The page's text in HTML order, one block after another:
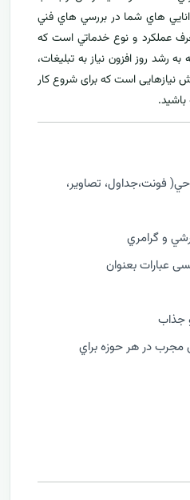
هاي شما در بررسي هاي فني
عملکرد و نوع خدماتي است که
رشد روز افزون نياز به تبليغات،
نیازهایی است که برای شروع کار
باشيد.
فونت،جداول، تصاوير،
و گرامري
عبارات بعنوان
جذاب
در هر حوزه براي